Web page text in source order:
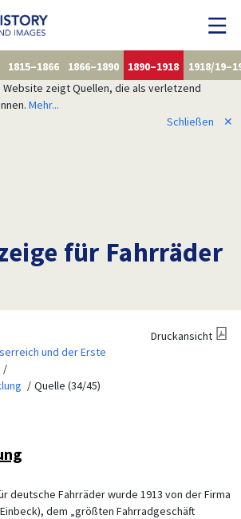
1815–1866 1866–1890 1890–1918
1918/
Website zeigt Quellen, die als verletzend
Mehr...
Schließen
✕
für Fahrräder
und der Erste
Quelle (34/45)
Druckansicht
deutsche Fahrräder wurde 1913 von der Firma
dem „größten Fahrradgeschäft